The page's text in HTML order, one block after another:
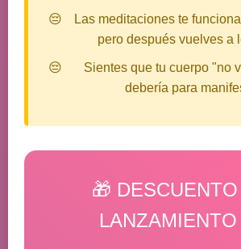
Las meditaciones te
pero después vuelves a
Sientes que tu cuerpo "no
debería para
🎁
LANZAMIENTO